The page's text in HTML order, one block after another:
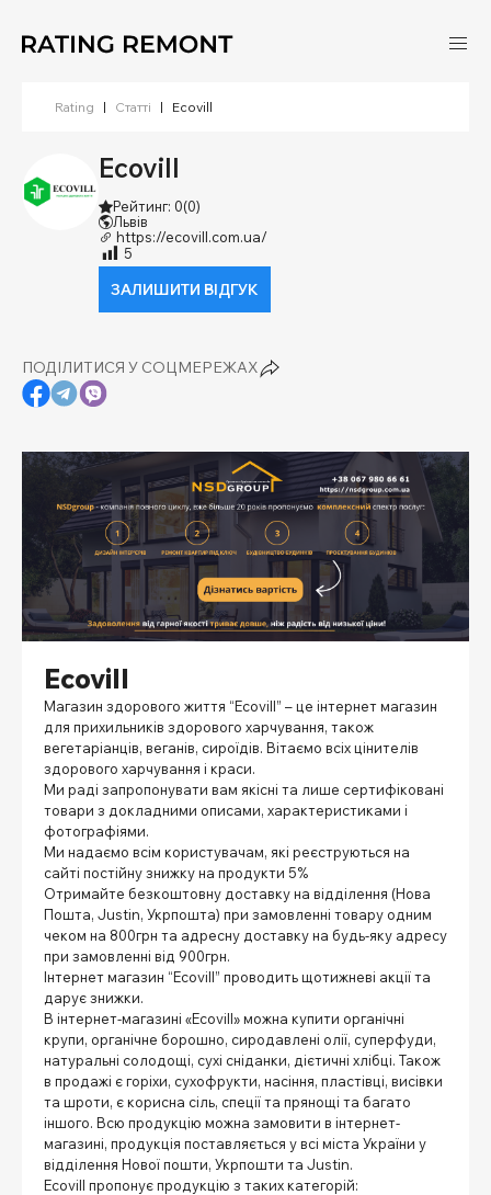
Rating | Статті | Ecovill
Ecovill
Рейтинг: 0(0)
Львів
https://ecovill.com.ua/
5
ЗАЛИШИТИ ВІДГУК
ПОДІЛИТИСЯ У СОЦМЕРЕЖАХ
Ecovill
Магазин здорового життя “Ecovill” – це інтернет магазин
для прихильників здорового харчування, також
вегетаріанців, веганів, сироїдів. Вітаємо всіх цінителів
здорового харчування і краси.
Ми раді запропонувати вам якісні та лише сертифіковані
товари з докладними описами, характеристиками і
фотографіями.
Ми надаємо всім користувачам, які реєструються на
сайті постійну знижку на продукти 5%
Отримайте безкоштовну доставку на відділення (Нова
Пошта, Justin, Укрпошта) при замовленні товару одним
чеком на 800грн та адресну доставку на будь-яку адресу
при замовленні від 900грн.
Інтернет магазин “Ecovill” проводить щотижневі акції та
дарує знижки.
В інтернет-магазині «Ecovill» можна купити органічні
крупи, органічне борошно, сиродавлені олії, суперфуди,
натуральні солодощі, сухі сніданки, дієтичні хлібці. Також
в продажі є горіхи, сухофрукти, насіння, пластівці, висівки
та шроти, є корисна сіль, спеції та прянощі та багато
іншого. Всю продукцію можна замовити в інтернет-
магазині, продукція поставляється у всі міста України у
відділення Нової пошти, Укрпошти та Justin.
Ecovill пропонує продукцію з таких категорій: